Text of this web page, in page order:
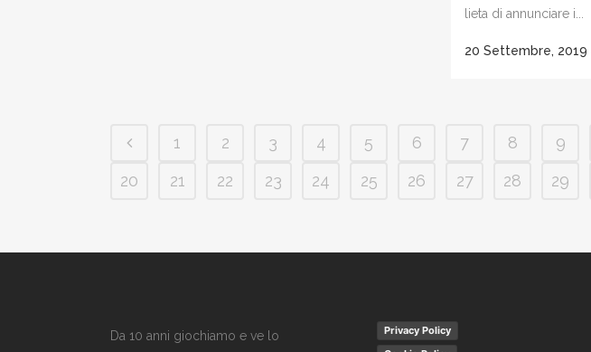
lieta di annunciare i...
20 Settembre, 2019
1 2 3 4 5 6 7 8 9
20
21 22 23 24 25 26 27 28 29
Da 10 anni giochiamo e ve lo
Privacy Policy